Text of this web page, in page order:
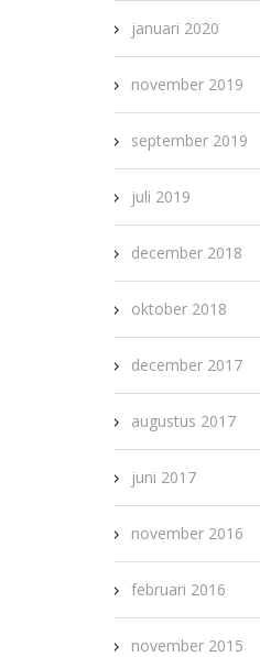
januari 2020
november 2019
september 2019
juli 2019
december 2018
oktober 2018
december 2017
augustus 2017
juni 2017
november 2016
februari 2016
november 2015